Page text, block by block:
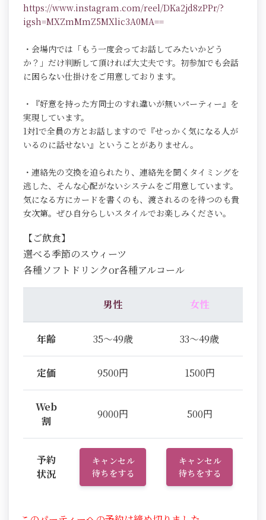
https://www.instagram.com/reel/DKa2jd8zPPr/?
igsh=MXZmMmZ5MXlic3A0MA==
・会場内では「もう一度会ってお話してみたいかどう
か？」だけ判断して頂ければ大丈夫です。初参加でも会話
に困らない仕掛けをご用意しております。
・『好意を持った方同士のすれ違いが無いパーティー』を
実現しています。
1対1で全員の方とお話しますので『せっかく気になる人が
いるのに話せない』ということがありません。
・連絡先の交換を迫られたり、連絡先を聞くタイミングを
逃した、そんな心配がないシステムをご用意しています。
気になる方にカードを書くのも、渡されるのを待つのも貴
女次第。ぜひ自分らしいスタイルでお楽しみください。
【ご飲食】
選べる季節のスウィーツ
各種ソフトドリンクor各種アルコール
男性 女性
年齢 35～49歳 33～49歳
定価 9500円 1500円
Web
割
9000円 500円
予約
状況
キャンセル
待ちをする
キャンセル
待ちをする